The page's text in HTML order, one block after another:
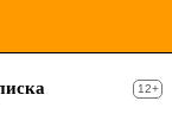
12+